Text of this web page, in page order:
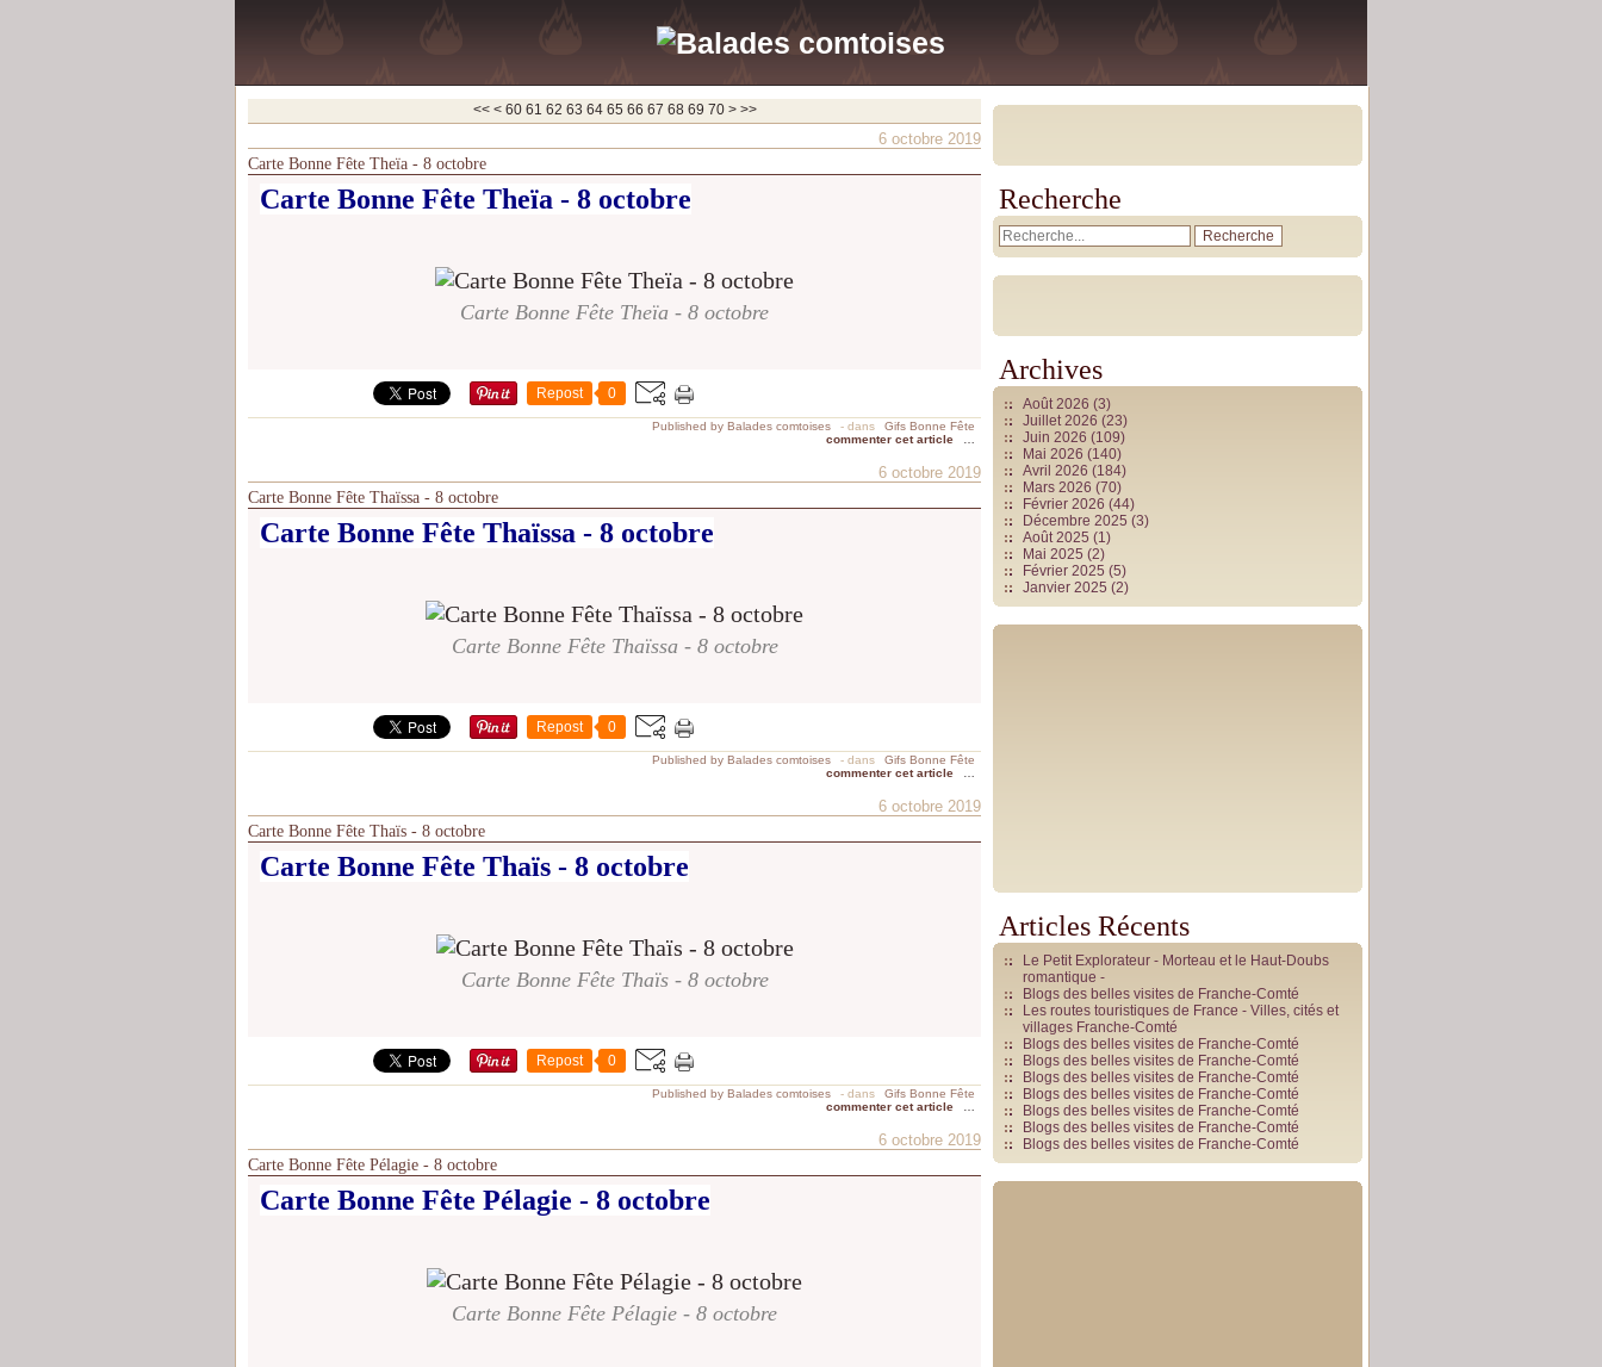
<< < 10
20
30
40
50
60 61 62 63 64 65 66 67 68 69 70 80
90
100
> >>
6 octobre 2019
Carte Bonne Fête Theïa - 8 octobre
Carte Bonne Fête Theïa - 8 octobre
Carte Bonne Fête Theïa - 8 octobre
Repost 0
Published by Balades comtoises - dans
Gifs Bonne Fête
commenter cet article
6 octobre 2019
Carte Bonne Fête Thaïssa - 8 octobre
Carte Bonne Fête Thaïssa - 8 octobre
Carte Bonne Fête Thaïssa - 8 octobre
Repost 0
Published by Balades comtoises - dans
Gifs Bonne Fête
commenter cet article
6 octobre 2019
Carte Bonne Fête Thaïs - 8 octobre
Carte Bonne Fête Thaïs - 8 octobre
Carte Bonne Fête Thaïs - 8 octobre
Repost 0
Published by Balades comtoises - dans
Gifs Bonne Fête
commenter cet article
6 octobre 2019
Carte Bonne Fête Pélagie - 8 octobre
Carte Bonne Fête Pélagie - 8 octobre
Carte Bonne Fête Pélagie - 8 octobre
Recherche
Archives
Août 2026 (3)
Juillet 2026 (23)
Juin 2026 (109)
Mai 2026 (140)
Avril 2026 (184)
Mars 2026 (70)
Février 2026 (44)
Décembre 2025 (3)
Août 2025 (1)
Mai 2025 (2)
Février 2025 (5)
Janvier 2025 (2)
Articles Récents
Le Petit Explorateur - Morteau et le Haut-Doubs
romantique -
Blogs des belles visites de Franche-Comté
Les routes touristiques de France - Villes, cités et
villages Franche-Comté
Blogs des belles visites de Franche-Comté
Blogs des belles visites de Franche-Comté
Blogs des belles visites de Franche-Comté
Blogs des belles visites de Franche-Comté
Blogs des belles visites de Franche-Comté
Blogs des belles visites de Franche-Comté
Blogs des belles visites de Franche-Comté